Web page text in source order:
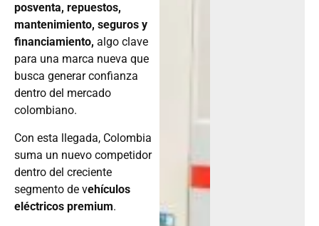
posventa, repuestos,
mantenimiento, seguros y
financiamiento, algo clave
para una marca nueva que
busca generar confianza
dentro del mercado
colombiano.
Con esta llegada, Colombia
suma un nuevo competidor
dentro del creciente
segmento de vehículos
eléctricos premium.